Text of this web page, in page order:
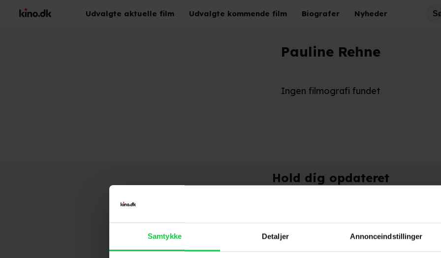
Samtykke Detaljer Annonceindstillinger
Udvalgte aktuelle film Udvalgte kommende film Biografer Nyheder
Pauline Rehne
Ingen filmografi fundet
Hold dig opdateret
Ved tilmelding accepterer jeg
samtidig Kino.dks